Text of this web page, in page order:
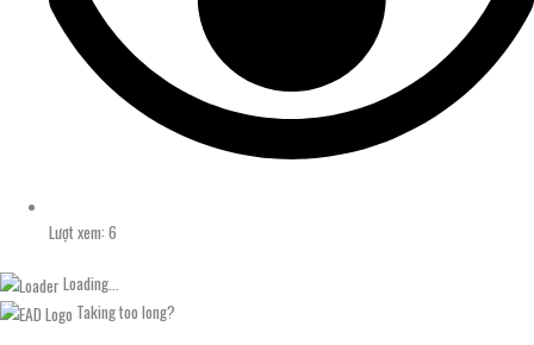
Lượt xem: 6
Loading...
Taking too long?